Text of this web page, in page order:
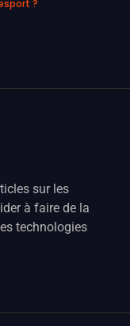
?
sur les
à faire de la
technologies